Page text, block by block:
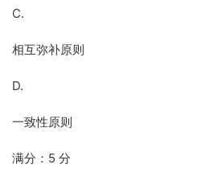
C.
相互弥补原则
D.
一致性原则
满分：5 分